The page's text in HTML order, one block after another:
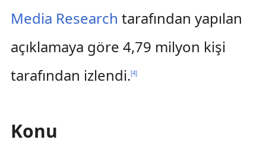
Media Research tarafından yapılan
açıklamaya göre 4,79 milyon kişi
tarafından izlendi.[4]
Konu